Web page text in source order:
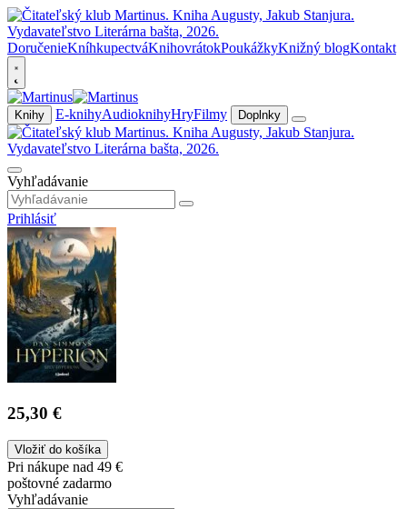
DoručenieKníhkupectváKnihovrátokPoukážkyKnižný blogKontakt
Knihy E-knihyAudioknihyHryFilmy Doplnky
Vyhľadávanie
Prihlásiť
25,30 €
Vložiť do košíka
Pri nákupe nad 49 €
poštovné zadarmo
Vyhľadávanie